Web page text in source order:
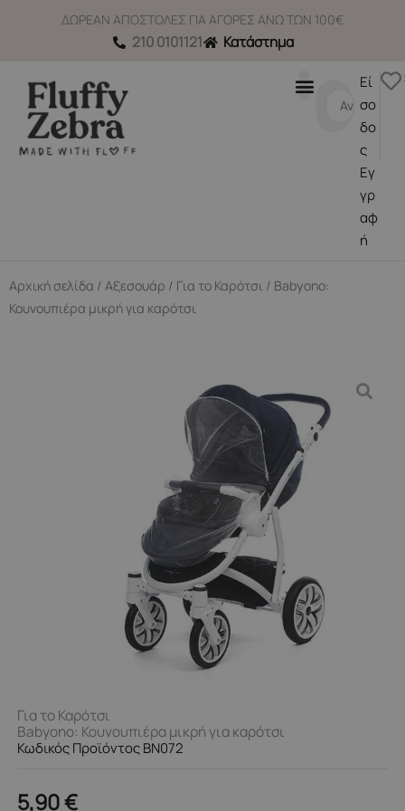
ΔΩΡΕΑΝ ΑΠΟΣΤΟΛΕΣ ΓΙΑ ΑΓΟΡΕΣ ΑΝΩ ΤΩΝ 100€
210 0101121 Κατάστημα
Search
Εί
σο
δο
ς
Εγ
γρ
αφ
ή
Αρχική σελίδα / Αξεσουάρ / Για το Καρότσι / Babyono:
Κουνουπιέρα μικρή για καρότσι
Για το Καρότσι
Babyono: Κουνουπιέρα μικρή για καρότσι
Κωδικός Προϊόντος BN072
5,90€